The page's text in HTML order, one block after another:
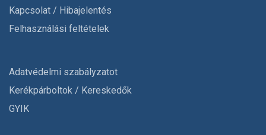
Kapcsolat / Hibajelentés
Felhasználási feltételek
Adatvédelmi szabályzatot
Kerékpárboltok / Kereskedők
GYIK